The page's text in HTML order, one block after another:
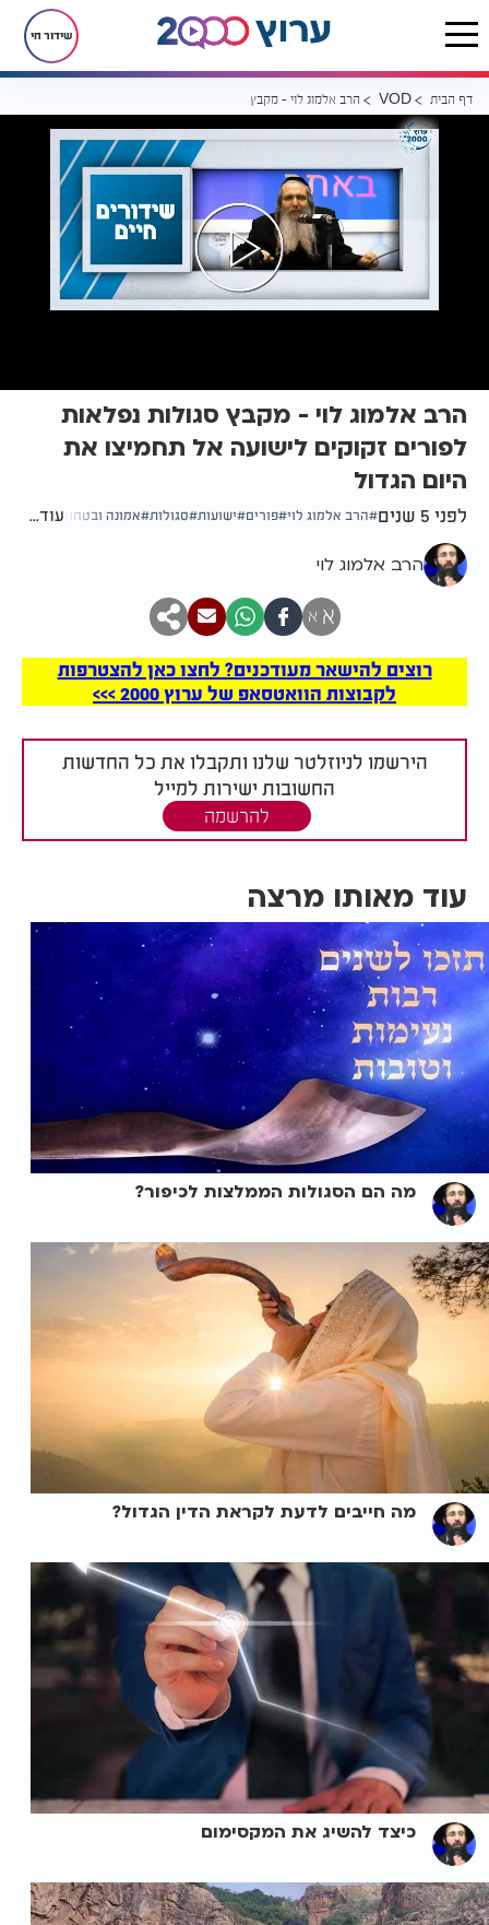
שידור חי
דף הבית VOD הרב אלמוג לוי - מקבץ סגולות נפלאות לפורים זקוקים לישועה אל
הרב אלמוג לוי - מקבץ סגולות נפלאות
לפורים זקוקים לישועה אל תחמיצו את
היום הגדול
לפני 5 שנים הרב אלמוג לוי פורים ישועות סגולות אמונה ובטחון עוד...
הרב אלמוג לוי
א א
רוצים להישאר מעודכנים? לחצו כאן להצטרפות
לקבוצות הוואטסאפ של ערוץ 2000 >>>
הירשמו לניוזלטר שלנו ותקבלו את כל החדשות
החשובות ישירות למייל
להרשמה
עוד מאותו מרצה
מה הם הסגולות הממלצות לכיפור?
מה חייבים לדעת לקראת הדין הגדול?
כיצד להשיג את המקסימום